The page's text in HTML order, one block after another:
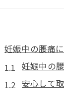
妊娠中の腰痛
妊娠中の
安心して
腰痛が悪